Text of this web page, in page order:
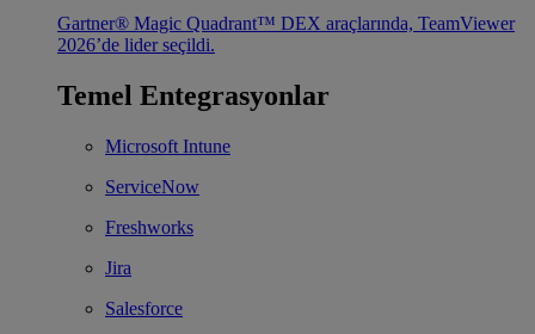
Gartner® Magic Quadrant™ DEX araçlarında, TeamViewer
2026’de lider seçildi.
Temel Entegrasyonlar
Microsoft Intune
ServiceNow
Freshworks
Jira
Salesforce